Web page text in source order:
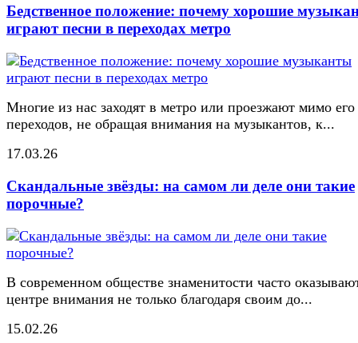
Бедственное положение: почему хорошие
играют песни в переходах метро
Многие из нас заходят в метро или проезжают мимо его
переходов, не обращая внимания на музыкантов, к...
17.03.26
Скандальные звёзды: на самом ли деле они такие
порочные?
В современном обществе знаменитости часто
центре внимания не только благодаря своим до...
15.02.26